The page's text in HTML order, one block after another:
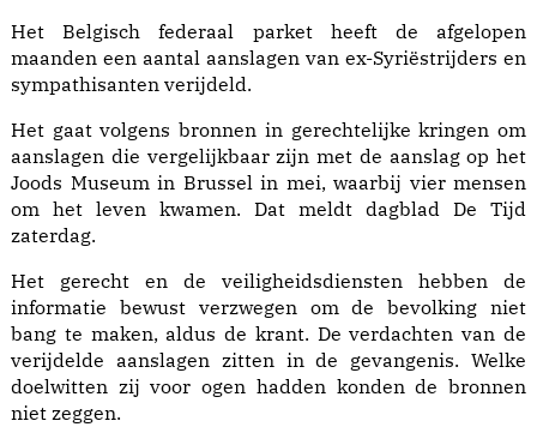
Het Belgisch federaal parket heeft de afgelopen
maanden een aantal aanslagen van ex-Syriëstrijders en
sympathisanten verijdeld.
Het gaat volgens bronnen in gerechtelijke kringen om
aanslagen die vergelijkbaar zijn met de aanslag op het
Joods Museum in Brussel in mei, waarbij vier mensen
om het leven kwamen. Dat meldt dagblad De Tijd
zaterdag.
Het gerecht en de veiligheidsdiensten hebben de
informatie bewust verzwegen om de bevolking niet
bang te maken, aldus de krant. De verdachten van de
verijdelde aanslagen zitten in de gevangenis. Welke
doelwitten zij voor ogen hadden konden de bronnen
niet zeggen.